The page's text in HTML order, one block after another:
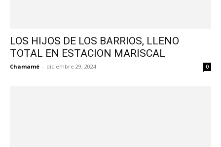
LOS HIJOS DE LOS BARRIOS, LLENO
TOTAL EN ESTACION MARISCAL
Chamamé - diciembre 29, 2024 0